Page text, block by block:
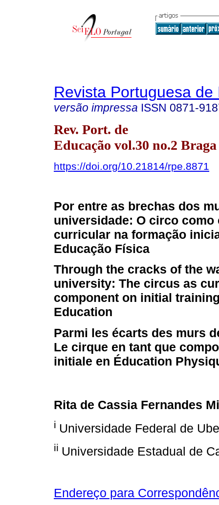
Revista Portuguesa de
versão impressa ISSN 0871-
Rev. Port. de
Educação vol.30 no.2 Braga
https://doi.org/10.21814/rpe.8871
Por entre as brechas dos
universidade: O circo como
curricular na formação
Educação Física
Through the cracks of the
university: The circus as
component on initial
Education
Parmi les écarts des murs
Le cirque en tant que
initiale en Éducation
Rita de Cassia Fernandes
i Universidade Federal de
ii Universidade Estadual de
Endereço para